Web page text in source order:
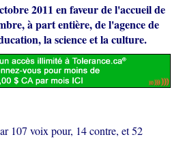
2011 en faveur de l'accueil de
à part entière, de l'agence de
la science et la culture.
107 voix pour, 14 contre, et 52